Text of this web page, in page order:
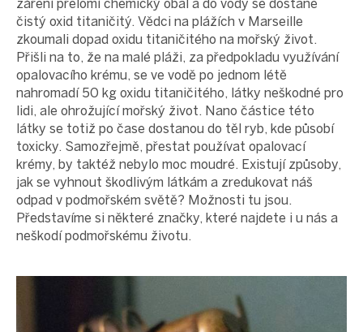
záření přelomí chemický obal a do vody se dostane
čistý oxid titaničitý. Vědci na plážích v Marseille
zkoumali dopad oxidu titaničitého na mořský život.
Přišli na to, že na malé pláži, za předpokladu využívání
opalovacího krému, se ve vodě po jednom létě
nahromadí 50 kg oxidu titaničitého, látky neškodné pro
lidi, ale ohrožující mořský život. Nano částice této
látky se totiž po čase dostanou do těl ryb, kde působí
toxicky. Samozřejmě, přestat používat opalovací
krémy, by taktéž nebylo moc moudré. Existují způsoby,
jak se vyhnout škodlivým látkám a zredukovat náš
odpad v podmořském světě? Možnosti tu jsou.
Představíme si některé značky, které najdete i u nás a
neškodí podmořskému životu.